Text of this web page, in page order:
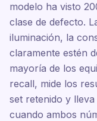
modelo ha visto
clase de defecto.
iluminación, la
claramente estén
mayoría de los
recall, mide los
set retenido y
cuando ambos